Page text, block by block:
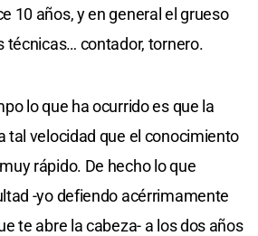
10 años, y en general el grueso
técnicas… contador, tornero.
lo que ha ocurrido es que la
tal velocidad que el conocimiento
rápido. De hecho lo que
-yo defiendo acérrimamente
te abre la cabeza- a los dos años